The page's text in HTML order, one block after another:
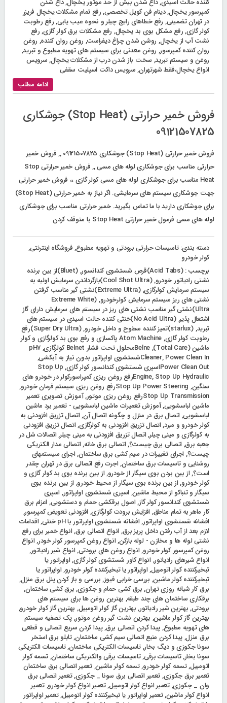
کننده حالت اسیدی,داغ شدن بیش از حد موتور یخچال,داغ شدن
کمپرسور یخچال,دینام فن کویل تخصصی,رفع تمام مشکلات یخچال فریزر
در تهران تضمینی, رفع خطاهای رایج چیلر و نحوه عیب یابی,رفع رطوبت
کولر گازی,رفع مشکل بوی بد یخچال, رفع مشکلات برق کولر گازی,رفع
نشت آب از یخچال, روشن شدن چراغ دیفراست, روغن روان کننده, روغن
روان کننده کمپرسور, روغن معدنی برای سیستم های تهویه مطبوع و تبرید,
روغن و سیستم تبرید, سخت باز شدن درب از مشکلات یخچال,سرویس
انواع یخچال،فقط شهرتهران,سرویس داکت اسپلیت سقفی
ادامه مطلب
فروش خمیر حرارتی (Stop Heat) جوشکاری
09121507825
فروش خمیر حرارتی (Stop Heat) جوشکاری 09121507825 ,, فروش خمیر
حرارتی مناسب برای جوشکاری لوله های مسی ,, فروش خمیر حرارتی Stop
Heat مناسب برای جوشکاری لوله های مسی کولر گازی ،، فروش خمیر حرارتی
جهت جوشکاری سیستم های سرمایشی. اگر نیاز به خمیر حرارتی (Stop Heat)
برای جوشکاری دارید با ما تماس بگیرید. خمیر حرارتی مناسب برای جوشکاری
لوله های مسی فرمول خمیر حرارتی Stop Heat با متوقف کردن
دسته بندی:تاسیسات حرارتی برودتی و تهویه مطبوع,فروشگاه اینترنتی,
کولر خودرو
برچسب :(Acid Tabs)قرص شستشوی کندانسور ,
(Bluet)از بین برنده
نشتی رادیاتور خودرو,
(Cool Shot Ultra)بازگرداندن سرمایش اولیه به
سیستم سرمایش کولرگازی,
(Extreme Ultra)نشتی گیر مناسب گرفتن
نشتی های ریز سیستم سرمایش کولرخودرو,
(Extreme White
Ultra)نشتی گیر مناسب نشتی های ریز در سیستم های سرمایش دارای گاز
اشتعال پذیر,
(No Acid Ultra)خنثی کننده حالت اسیدی در سیستم های
تبرید,(starlux)تمیز کننده سطوح و داخل خودرو ,
(Super Dry Ultra)رفع
رطوبت کولر گازی,
Atom Machine پاکسازی و رفع بوی بد کولرگازی و کولر
ماشین (Total Care)
,Belneمحلول تحت فشار Belnet کولرگازی ,
pH7
Cleaner,Power Clean Inشستشوی اواپراتور بدون نیاز به آبکشی
,
Power Clean Outاسپری شستشوی کندانسور کولر گازی
,
Stop Up
Engine,
Stop Up Hydraulicرفع روغن ریزی کمپراسورکولر در خودرو های
سنگین, Stop Up Power Steeringرفع روغن ریزی سیستم فرمان خودرو
,
Stop Up Transmissionرفع روغن ریزی موتور
,آموزش تصویری تعمیر
ماشین لباسشویی,آموزش تعمیرات ماشین لباسشویی - تعمیر برد ماشین
لباسشویی, اتصال برق در منزل و چگونه اتصال آن,اتصال تزریق افزودنی به
کولر خودرو و مبرد,اتصال تزریق افزودنی به کولرگازی,اتصال تزریق افزودنی
به کولرگازی و مینی چیلر,اتصال تزریق افزودنی به مینی چیلر,اتصالات شل در
جعبه برق, اتصالی برق چیست؟,اتصالی برق خانه,اتصالی مدار الکتریکی
چیست؟, اجرای تغییرات در سیم کشی برق ساختمان,اجرای سیستمهای
روشنایی و تاسیسات برق ساختمان,اجرت رفع اتصالی برق در تهران چقدر
است؟,از بین بردن بوی سیگار از خودرو,از بین برنده بوی بد کولر گازی و
کولر خودرو,از بین برنده بوی سیگار از محیط خودرو, از بین برنده بوی
سیگار و تنباکو از محیط ماشین, اسپری شستشوی اواپراتور, اسپری
شستشوی کندانسور کولر گاز,اصول برقکشی حمام و دستشویی, اعزام برق
کار ماهر به تمام مناطق, افزایش برودت کولرگازی, افزودنی تعویض کمپرسور,
افشانه شستشوی اواپراتور,افشانه شستشوی اواپراتور با pH خنثی ,اقدامات
لازم بعد از آب رفتن داخل پریز برق, انواع اتصالی برق,انواع خمیر برای رفع
نشتی لوله ها و مخازن - لوله بازکن,انواع روغن کمپرسور کولر خودر,انواع
روغن کمپرسور کولر خودرو,انواع روغن های برودتی,انواع شیر رادیاتور,
انواع شیرهای رادیاتور, انواع کاور شستشوی کولر گازی,اواپراتور یا
تبخیرکننده کولر اتومبیل,اواپراتور یا تبخیرکننده کولر خودرو,اواپراتور یا
تبخیرکننده کولر ماشین, بررسی خرابی فیوز,بررسی و باز کردن پنل برق منزل,
برق کار شبانه روزی تهران,برق کشی حمام و جکوزی,برق کشی ساختمان,
برقکاری ساختمان های چند طبقه, بهترین روغن ها برای سیستم های
برودتی,بهترین شیر رادیاتور,بهترین گاز کولر اتومبیل, بهترین گاز کولر خودرو,
بهترین گاز کولر ماشین, بهترین نشت گیر روغن موتور,پک تصفیه سیستم
های تهویه مطبوع,پیدا کردن اتصالی برق,پیدا کردن سریع اتصالی و قطعی
برق منزل,پیدا کردن منبع اتصالی سیم کشی ساختمان,تابلو برق استخر
سونا جکوزی و دیگ بخار,تاسیسات الکتریکی ساختمان,تاسیسات الکتریکی
سونا بخار,تاسیسات برقی,تاسیسات برقی والکتریکی ساختمان,تسمه کولر
اتومبیل,تسمه کولر خودرو,تسمه کولر ماشین,تعمیر اتصالی برق ساختمان
تعمیر برق جکوزی,تعمیر اتصالی برق سونا _ جکوزی,تعمیر اتصالی برق
وان _ جکوزی,تعمیر انواع کولر اتومبیل,تعمیر انواع کولر خودرو,تعمیر
انواع کولر ماشین,تعمیر اواپراتور یا تبخیرکننده کولر اتومبیل,تعمیر اواپراتور